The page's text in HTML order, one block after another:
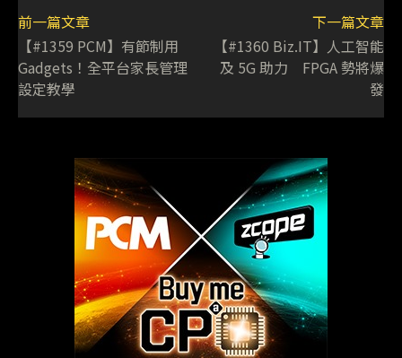
前一篇文章
【#1359 PCM】有節制用
Gadgets！全平台家長管理
設定教學
下一篇文章
【#1360 Biz.IT】人工智能
及 5G 助力 FPGA 勢將爆
發